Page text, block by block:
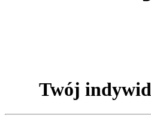
Twój